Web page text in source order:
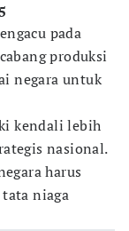
pada
produksi
negara untuk
kendali lebih
nasional.
harus
niaga